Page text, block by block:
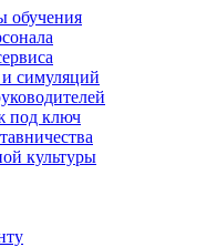
обучения
симуляций
под ключ
культуры